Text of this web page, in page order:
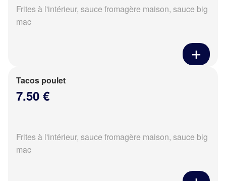
Frites à l'intérieur, sauce fromagère maison, sauce big
mac
Tacos poulet
7.50 €
Frites à l'intérieur, sauce fromagère maison, sauce big
mac